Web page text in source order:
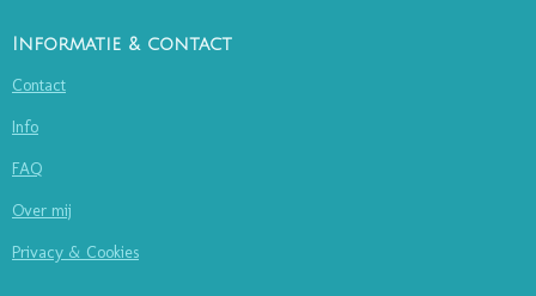
Informatie & contact
Contact
Info
FAQ
Over mij
Privacy & Cookies